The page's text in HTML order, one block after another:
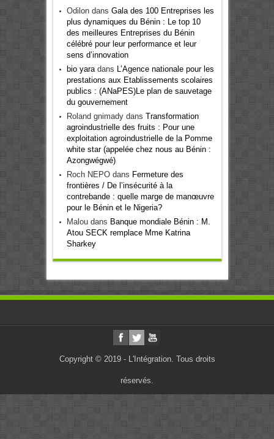
Odilondans Gala des 100 Entreprises les
plus dynamiques du Bénin : Le top 10
des meilleures Entreprises du Bénin
célébré pour leur performance et leur
sens d’innovation
bio yaradans
L’Agence nationale pour les
prestations aux Etablissements scolaires
publics : (ANaPES)Le plan de sauvetage
du gouvernement
Roland gnimadydans Transformation
agroindustrielle des fruits : Pour une
exploitation agroindustrielle de la Pomme
white star (appelée chez nous au Bénin :
Azongwégwé)
Roch NEPOdans Fermeture des
frontières / De l’insécurité à la
contrebande : quelle marge de manœuvre
pour le Bénin et le Nigeria?
Maloudans Banque mondiale Bénin : M.
Atou SECK remplace Mme Katrina
Sharkey
Copyright © 2019 - L'Intégration. Tous droits
réservés.